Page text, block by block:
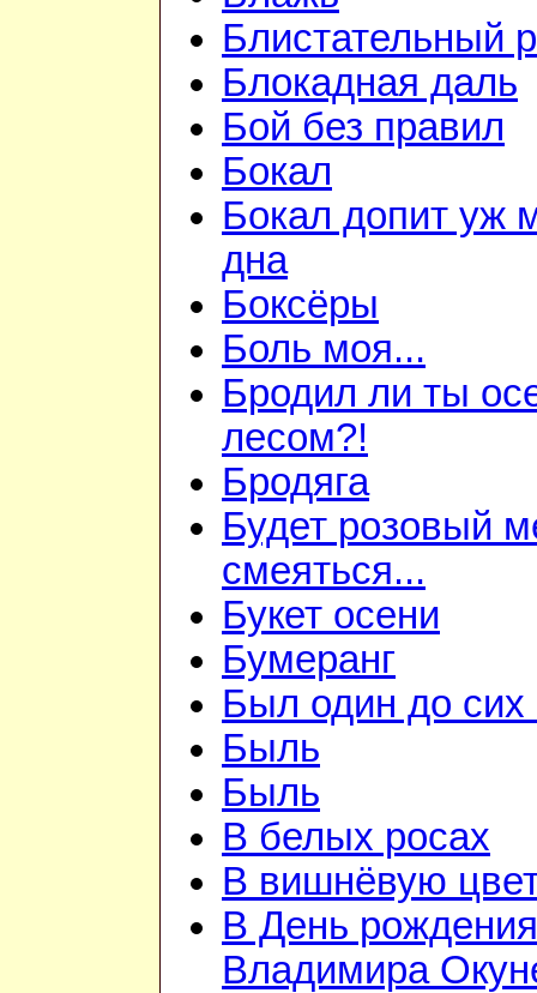
Блистательный
Блокадная даль
Бой без правил
Бокал
Бокал допит уж
дна
Боксёры
Боль моя...
Бродил ли ты
лесом?!
Бродяга
Будет розовый
смеяться...
Букет осени
Бумеранг
Был один до сих
Быль
Быль
В белых росах
В вишнёвую
В День рождения
Владимира